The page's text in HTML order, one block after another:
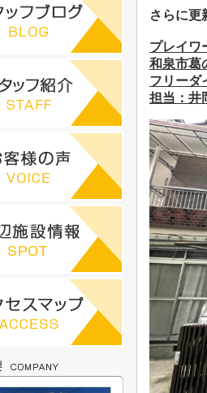
さらに
プレイワ
和泉市葛
フリーダ
担当：井